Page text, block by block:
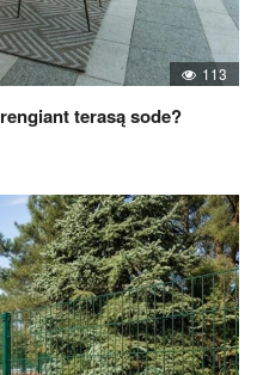
113
terasą sode?